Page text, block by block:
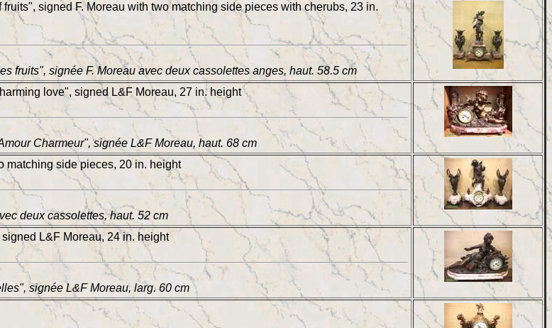
signed F. Moreau with two matching side pieces with cherubs, 23 in.
fruits", signée F. Moreau avec deux cassolettes anges, haut. 58.5 cm
love", signed L&F Moreau, 27 in. height
Charmeur", signée L&F Moreau, haut. 68 cm
matching side pieces, 20 in. height
deux cassolettes, haut. 52 cm
L&F Moreau, 24 in. height
signée L&F Moreau, larg. 60 cm